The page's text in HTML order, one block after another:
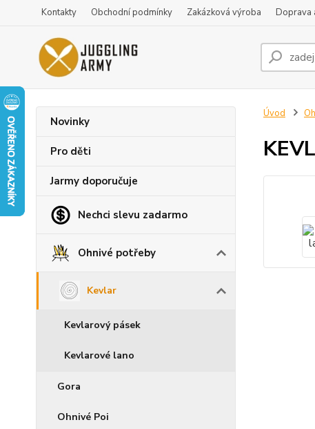
Kontakty Obchodní podmínky Zakázková výroba Doprava
Novinky
Pro děti
Jarmy doporučuje
Nechci slevu zadarmo
Ohnivé potřeby
Kevlar
Kevlarový pásek
Kevlarové lano
Gora
Ohnivé Poi
Úvod